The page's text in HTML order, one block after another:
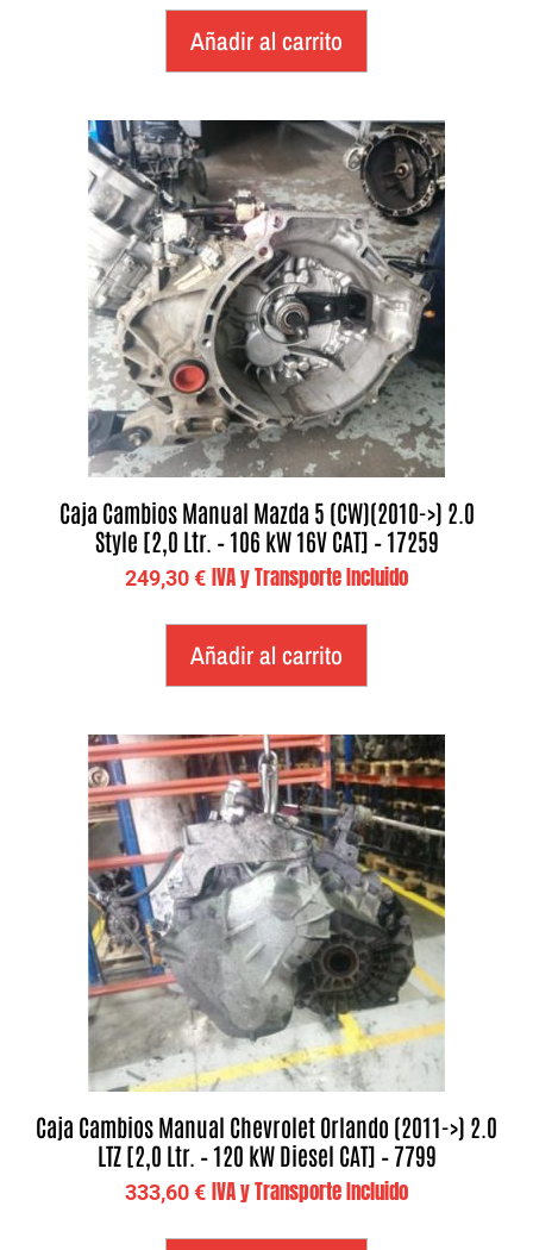
Añadir al carrito
Caja Cambios Manual Mazda 5 (CW)(2010->) 2.0
Style [2,0 Ltr. – 106 kW 16V CAT] – 17259
249,30€ IVA y Transporte Incluido
Añadir al carrito
Caja Cambios Manual Chevrolet Orlando (2011->) 2.0
LTZ [2,0 Ltr. – 120 kW Diesel CAT] – 7799
333,60€ IVA y Transporte Incluido